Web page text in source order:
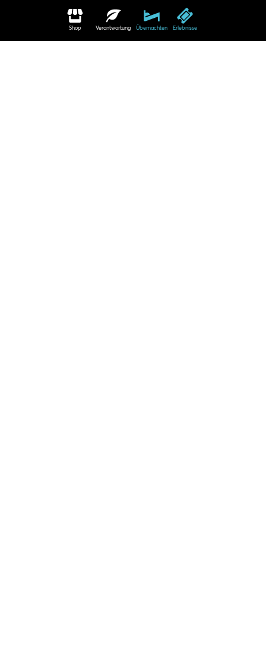
Shop Verantwortung Übernachten Erlebnisse